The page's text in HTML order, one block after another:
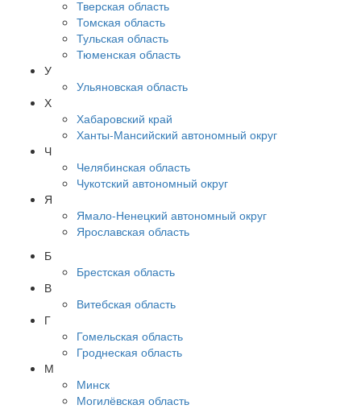
Тверская область
Томская область
Тульская область
Тюменская область
У
Ульяновская область
Х
Хабаровский край
Ханты-Мансийский автономный округ
Ч
Челябинская область
Чукотский автономный округ
Я
Ямало-Ненецкий автономный округ
Ярославская область
Б
Брестская область
В
Витебская область
Г
Гомельская область
Гроднеская область
М
Минск
Могилёвская область